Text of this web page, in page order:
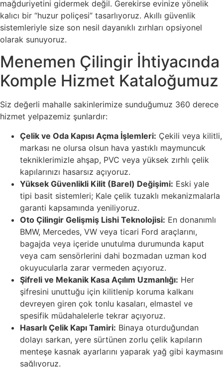
mağduriyetini gidermek değil. Gerekirse evinize yönelik
kalıcı bir “huzur poliçesi” tasarlıyoruz. Akıllı güvenlik
sistemleriyle size son nesil dayanıklı zırhları opsiyonel
olarak sunuyoruz.
Menemen Çilingir İhtiyacında
Komple Hizmet Kataloğumuz
Siz değerli mahalle sakinlerimize sunduğumuz 360 derece
hizmet yelpazemiz şunlardır:
Çelik ve Oda Kapısı Açma İşlemleri: Çekili veya kilitli,
markası ne olursa olsun hava yastıklı maymuncuk
tekniklerimizle ahşap, PVC veya yüksek zırhlı çelik
kapılarınızı hasarsız açıyoruz.
Yüksek Güvenlikli Kilit (Barel) Değişimi: Eski yale
tipi basit sistemleri; Kale çelik tuzaklı mekanizmalarla
garanti kapsamında yeniliyoruz.
Oto Çilingir Gelişmiş Lishi Teknolojisi: En donanımlı
BMW, Mercedes, VW veya ticari Ford araçlarını,
bagajda veya içeride unutulma durumunda kaput
veya cam sensörlerini dahi bozmadan uzman kod
okuyucularla zarar vermeden açıyoruz.
Şifreli ve Mekanik Kasa Açılım Uzmanlığı: Her
şifresini unuttuğu için kilitlenip koruma kalkanı
devreyen giren çok tonlu kasaları, elmastel ve
spesifik müdahalelerle tekrar açıyoruz.
Hasarlı Çelik Kapı Tamiri: Binaya oturduğundan
dolayı sarkan, yere sürtünen zorlu çelik kapıların
menteşe kasnak ayarlarını yaparak yağ gibi kaymasını
sağlıyoruz.